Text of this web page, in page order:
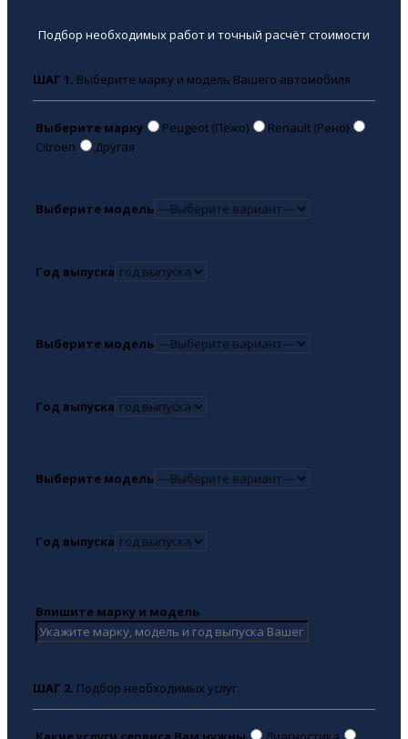
Подбор необходимых работ и точный расчёт стоимости
ШАГ 1. Выберите марку и модель Вашего автомобиля
Выберите марку Peugeot (Пежо)
Renault (Рено)
Citroen
Другая
Выберите модель
Год выпуска
Выберите модель
Год выпуска
Выберите модель
Год выпуска
Впишите марку и модель
ШАГ 2. Подбор необходимых услуг